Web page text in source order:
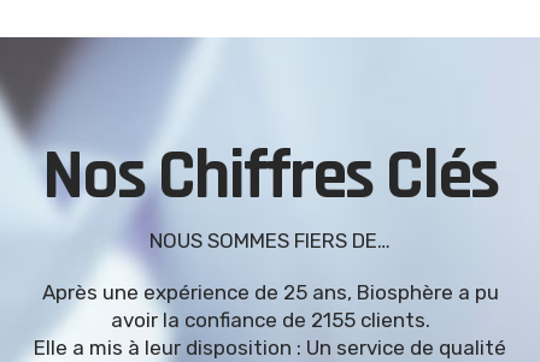
Nos Chiffres Clés
NOUS SOMMES FIERS DE…
Après une expérience de 25 ans, Biosphère a pu
avoir la confiance de 2155 clients.
Elle a mis à leur disposition : Un service de qualité